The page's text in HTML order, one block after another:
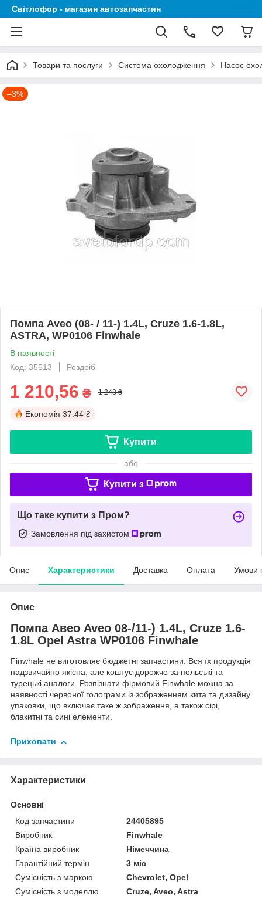
Світлофор - магазин автозапчастин
Товари та послуги Система охолодження Насос
–3%
Помпа Aveo (08- / 11-) 1.4L, Cruze 1.6-1.8L,
ASTRA, WP0106 Finwhale
В наявності
Код: 35513
Роздріб
1 210,56 ₴ 1 248 ₴
Економія 37.44 ₴
Купити
або
Купити з
Що таке купити з Пром?
Замовлення під захистом
Опис Характеристики Доставка Оплата Умови
Опис
Помпа Авео Aveo 08-/11-) 1.4L, Cruze 1.6-
1.8L Opel Astra WP0106 Finwhale
Finwhale не виготовляє бюджетні запчастини. Вся їх продукція
надзвичайно якісна, але коштує дорожче за польські та
турецькі аналоги. Розпізнати фірмовий Finwhale можна за
наявності червоної голограми із зображенням кита та дизайну
упаковки, що включає таке ж зображення, а також сірі,
блакитні та сині елементи.
Приховати
Характеристики
Основні
Код запчастини
24405895
Виробник
Finwhale
Країна виробник
Німеччина
Гарантійний термін
3 міс
Сумісність з маркою
Chevrolet, Opel
Сумісність з моделлю
Cruze, Aveo, Astra